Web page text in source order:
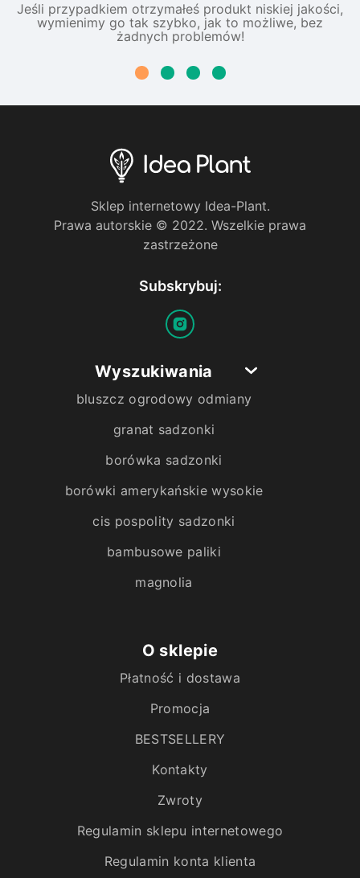
Jeśli przypadkiem otrzymałeś produkt niskiej jakości,
wymienimy go tak szybko, jak to możliwe, bez
żadnych problemów!
Sklep internetowy Idea-Plant.
Prawa autorskie © 2022. Wszelkie prawa
zastrzeżone
Subskrybuj:
Wyszukiwania
bluszcz ogrodowy odmiany
granat sadzonki
borówka sadzonki
borówki amerykańskie wysokie
cis pospolity sadzonki
bambusowe paliki
magnolia
O sklepie
Płatność i dostawa
Promocja
BESTSELLERY
Kontakty
Zwroty
Regulamin sklepu internetowego
Regulamin konta klienta